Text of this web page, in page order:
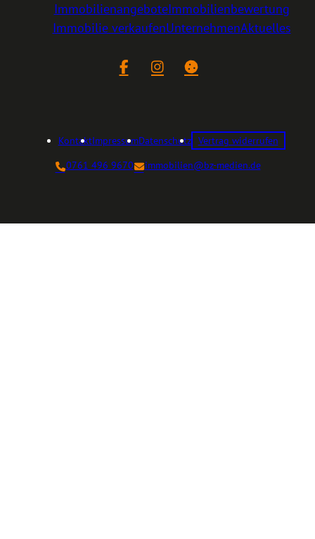
ImmobilienangeboteImmobilienbewertung
Immobilie verkaufenUnternehmenAktuelles
FacebookInstagramCookie-Einstellungen
KontaktImpressumDatenschutz Vertrag widerrufen
0761 496 9670
immobilien@bz-medien.de